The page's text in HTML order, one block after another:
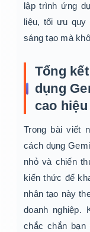
lập trình ứng
liệu, tối ưu
sáng tạo mà
Tổng
dụng
cao
Trong bài viết
cách dụng
nhỏ và chiến
kiến thức để
nhân tạo này
doanh nghiệp.
chắc chắn